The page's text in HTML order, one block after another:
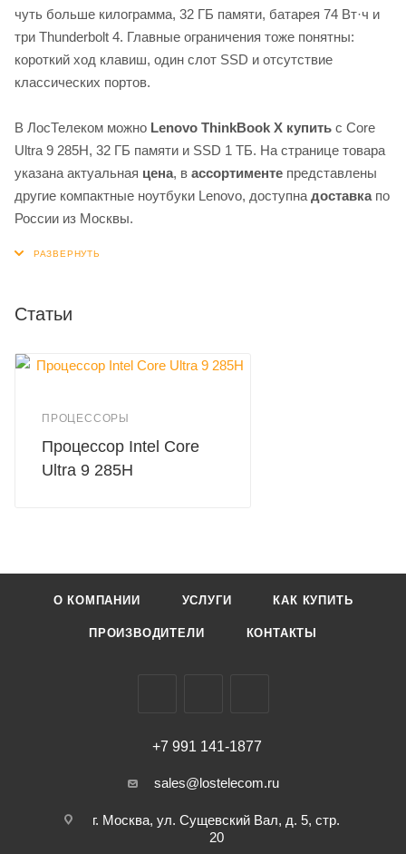
чуть больше килограмма, 32 ГБ памяти, батарея 74 Вт·ч и
три Thunderbolt 4. Главные ограничения тоже понятны:
короткий ход клавиш, один слот SSD и отсутствие
классических портов.
В ЛосТелеком можно Lenovo ThinkBook X купить с Core
Ultra 9 285H, 32 ГБ памяти и SSD 1 ТБ. На странице товара
указана актуальная цена, в ассортименте представлены
другие компактные ноутбуки Lenovo, доступна доставкапо
России из Москвы.
Статьи
ПРОЦЕССОРЫ
Процессор Intel Core
Ultra 9 285H
О КОМПАНИИ УСЛУГИ КАК КУПИТЬ
ПРОИЗВОДИТЕЛИ КОНТАКТЫ
+7 991 141-1877
sales@lostelecom.ru
г. Москва, ул. Сущевский Вал, д. 5, стр.
20